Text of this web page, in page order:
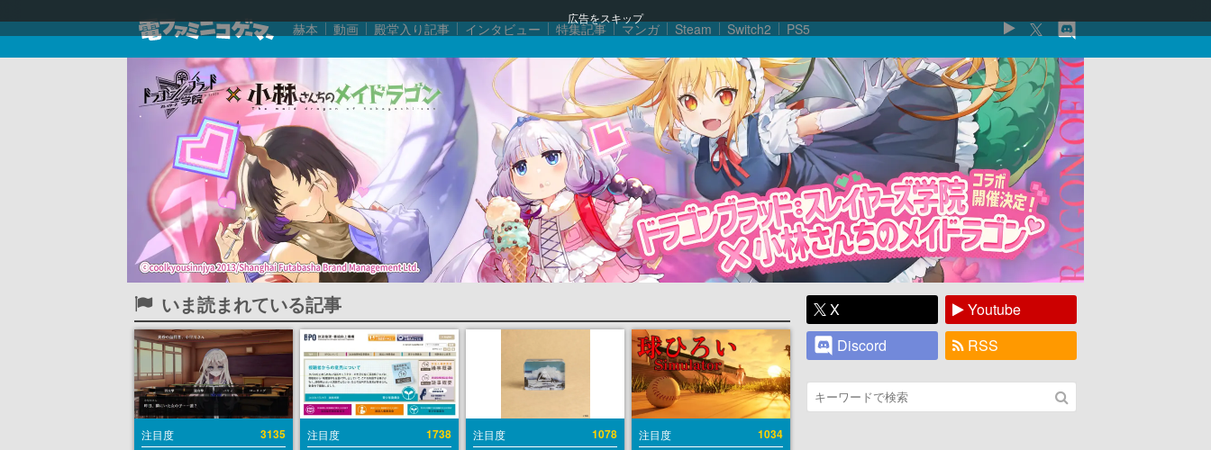
広告をスキップ
赫本 動画 殿堂入り記事 インタビュー 特集記事 マンガ Steam Switch2 PS5
いま読まれている記事
注目度 3135 注目度 1738 注目度 1078 注目度 1034
X
Youtube
Discord
RSS